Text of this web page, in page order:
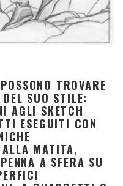
TROVARE
SUO STILE:
AGLI SKETCH
ESEGUITI CON
ALLA MATITA,
A SFERA SU